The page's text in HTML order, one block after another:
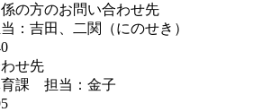
の方のお問い合わせ先
吉田、二関（にのせき）
せ先
課 担当：金子